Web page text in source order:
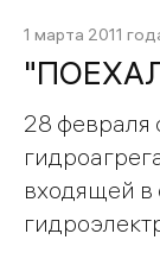
1 марта 2011
28 февраля
входящей в